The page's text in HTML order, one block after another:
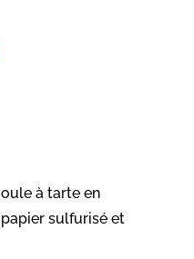
à tarte en
sulfurisé et